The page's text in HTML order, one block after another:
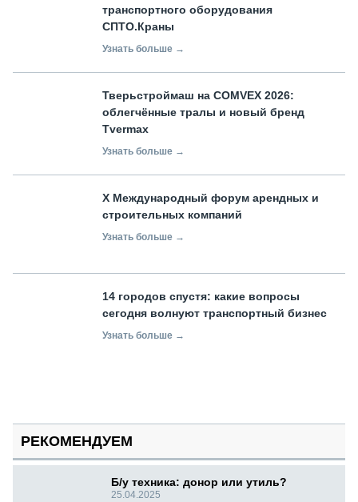
транспортного оборудования
СПТО.Краны
Узнать больше →
Тверьстроймаш на COMVEX 2026:
облегчённые тралы и новый бренд
Tvermax
Узнать больше →
X Международный форум арендных и
строительных компаний
Узнать больше →
14 городов спустя: какие вопросы
сегодня волнуют транспортный бизнес
Узнать больше →
РЕКОМЕНДУЕМ
Б/у техника: донор или утиль?
25.04.2025